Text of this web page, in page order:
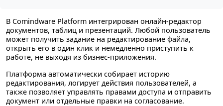
В Comindware Platform интегрирован онлайн-редактор
документов, таблиц и презентаций. Любой пользователь
может получить задание на редактирование файла,
открыть его в один клик и немедленно приступить к
работе, не выходя из бизнес-приложения.
Платформа автоматически собирает историю
редактирования, логирует действия пользователей, а
также позволяет управлять правами доступа и отправить
документ или отдельные правки на согласование.